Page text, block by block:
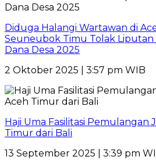
Diduga Halangi Wartawan di
Seuneubok Timu Tolak Liputan
Dana Desa 2025
2 Oktober 2025 | 3:57 pm WIB
Haji Uma Fasilitasi Pemulangan
Timur dari Bali
13 September 2025 | 3:39 pm